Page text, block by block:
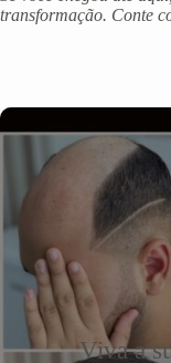
transformação. Conte
Viva a